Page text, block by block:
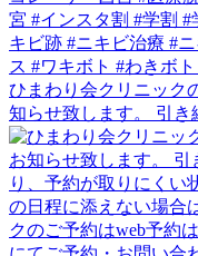
ひまわり会クリニック
知らせ致します。 引き